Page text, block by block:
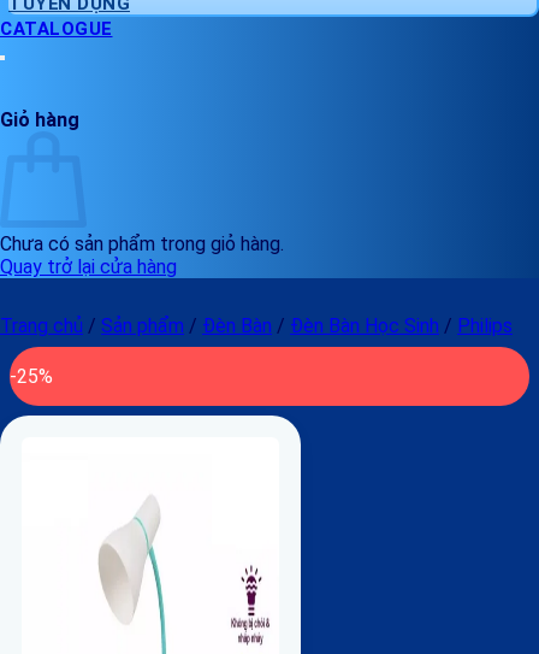
CATALOGUE
Giỏ hàng
Chưa có sản phẩm trong giỏ hàng.
Quay trở lại cửa hàng
Trang chủ / Sản phẩm / Đèn Bàn / Đèn Bàn Học Sinh / Philips
-25%